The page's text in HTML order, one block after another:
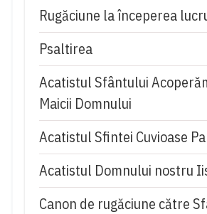
Rugăciune la începerea
Psaltirea
Acatistul Sfântului
Maicii Domnului
Acatistul Sfintei Cuvioase
Acatistul Domnului nostru
Canon de rugăciune către